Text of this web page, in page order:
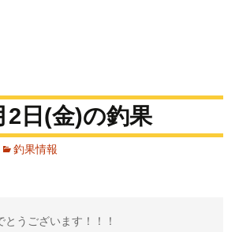
2日(金)の釣果
釣果情報
うございます！！！